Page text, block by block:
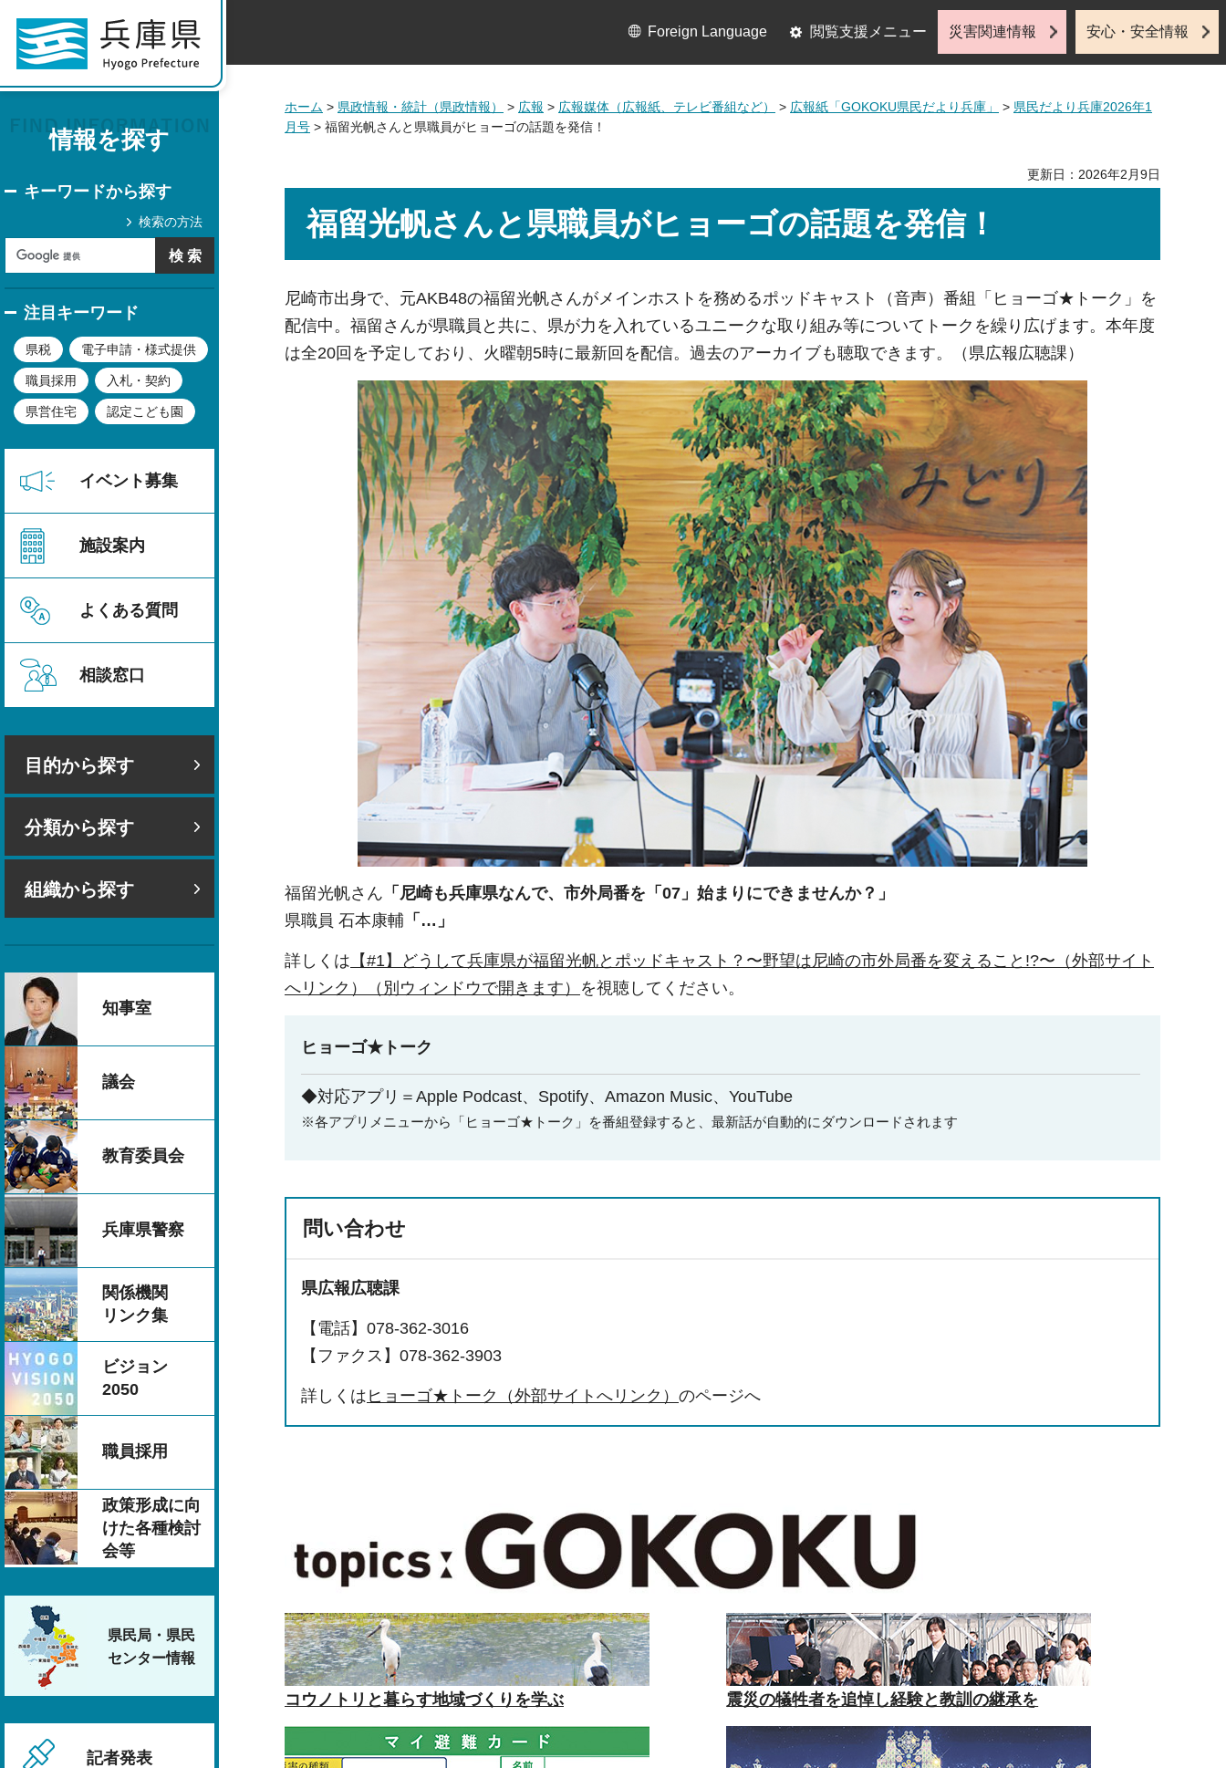
情報を探す
キーワードから探す
検索の方法
注目キーワード
県税 電子申請・様式提供
職員採用 入札・契約
県営住宅 認定こども園
イベント募集
施設案内
よくある質問
相談窓口
目的から探す
分類から探す
組織から探す
知事室
議会
教育委員会
兵庫県警察
関係機関
リンク集
ビジョン
2050
職員採用
政策形成に向
けた各種検討
会等
県民局・県民
センター情報
記者発表
Foreign Language 閲覧支援メニュー 災害関連情報 安心・安全情報
ホーム > 県政情報・統計（県政情報） > 広報 > 広報媒体（広報紙、テレビ番組など） > 広報紙「GOKOKU県民だより兵庫」 > 県民だより兵庫2026年1
月号 > 福留光帆さんと県職員がヒョーゴの話題を発信！
更新日：2026年2月9日
福留光帆さんと県職員がヒョーゴの話題を発信！
尼崎市出身で、元AKB48の福留光帆さんがメインホストを務めるポッドキャスト（音声）番組「ヒョーゴ★トーク」を
配信中。福留さんが県職員と共に、県が力を入れているユニークな取り組み等についてトークを繰り広げます。本年度
は全20回を予定しており、火曜朝5時に最新回を配信。過去のアーカイブも聴取できます。（県広報広聴課）
福留光帆さん 「尼崎も兵庫県なんで、市外局番を「07」始まりにできませんか？」
県職員 石本康輔 「…」
詳しくは 【#1】どうして兵庫県が福留光帆とポッドキャスト？〜野望は尼崎の市外局番を変えること!?〜（外部サイト
へリンク）（別ウィンドウで開きます） を視聴してください。
ヒョーゴ★トーク
◆対応アプリ＝Apple Podcast、Spotify、Amazon Music、YouTube
※各アプリメニューから「ヒョーゴ★トーク」を番組登録すると、最新話が自動的にダウンロードされます
問い合わせ
県広報広聴課
【電話】078-362-3016
【ファクス】078-362-3903
詳しくは ヒョーゴ★トーク（外部サイトへリンク） のページへ
コウノトリと暮らす地域づくりを学ぶ 震災の犠牲者を追悼し経験と教訓の継承を